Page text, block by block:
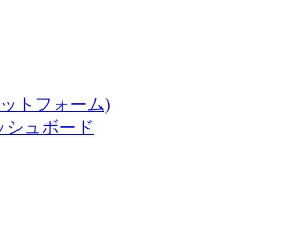
トフォーム)
シュボード